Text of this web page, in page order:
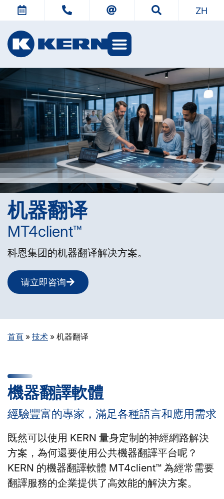
ZH
机器翻译
MT4client™
科恩集团的机器翻译解决方案。
请立即咨询
首頁 » 技术 » 机器翻译
機器翻譯軟體
經驗豐富的專家，滿足各種語言和應用需求
既然可以使用 KERN 量身定制的神經網路解決
方案，為何還要使用公共機器翻譯平台呢？
KERN 的機器翻譯軟體 MT4client™ 為經常需要
翻譯服務的企業提供了高效能的解決方案。